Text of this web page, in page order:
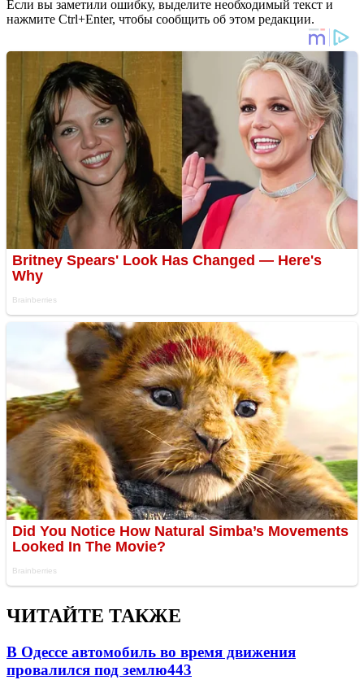
Если вы заметили ошибку, выделите необходимый текст и
нажмите Ctrl+Enter, чтобы сообщить об этом редакции.
ЧИТАЙТЕ ТАКЖЕ
В Одессе автомобиль во время движения
провалился под землю443